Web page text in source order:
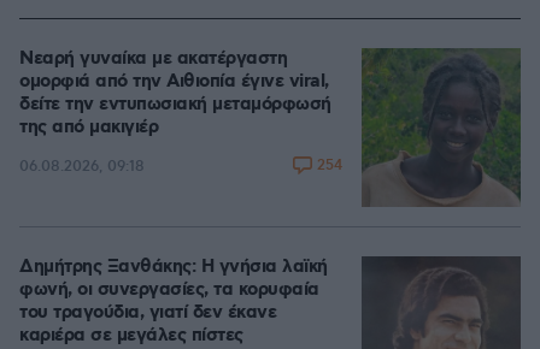
Νεαρή γυναίκα με ακατέργαστη
ομορφιά από την Αιθιοπία έγινε viral,
δείτε την εντυπωσιακή μεταμόρφωσή
της από μακιγιέρ
06.08.2026, 09:18 254
Δημήτρης Ξανθάκης: Η γνήσια λαϊκή
φωνή, οι συνεργασίες, τα κορυφαία
του τραγούδια, γιατί δεν έκανε
καριέρα σε μεγάλες πίστες